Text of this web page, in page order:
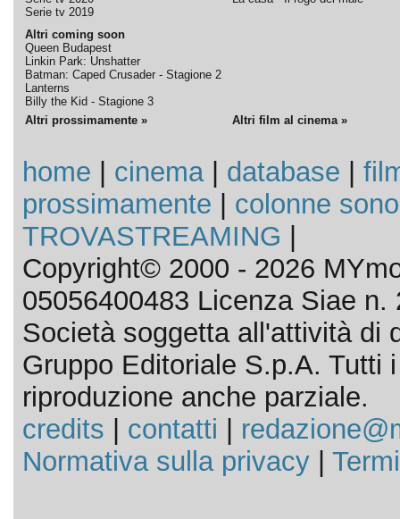
Serie tv 2019
Altri coming soon
Queen Budapest
Linkin Park: Unshatter
Batman: Caped Crusader - Stagione 2
Lanterns
Billy the Kid - Stagione 3
Altri prossimamente » Altri film al cinema »
home cinema| database
prossimamente
colonne
TROVASTREAMING
Copyright© 2000 - 2026
05056400483 Licenza Siae n.
Società soggetta all'attività di
Gruppo Editoriale S.p.A. Tutti
riproduzione anche parziale.
credits
contatti
Normativa sulla privacy|